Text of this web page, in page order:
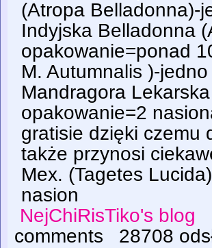
(Atropa Belladonna)-
Indyjska Belladonna
opakowanie=ponad
M. Autumnalis )-
Mandragora
opakowanie=2
gratisie dzięki czemu
także przynosi
Mex. (Tagetes
nasion
NejChiRisTiko's blog
comments
28708